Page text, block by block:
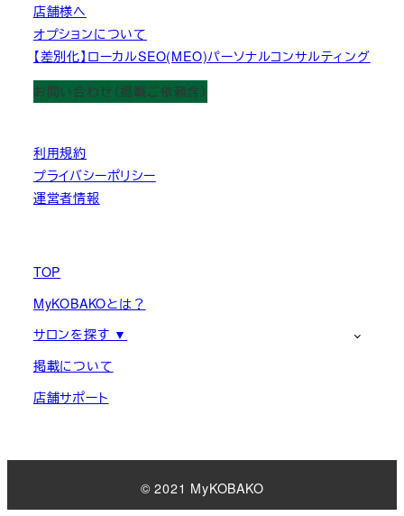
店舗様へ
オプションについて
【差別化】ローカルSEO(MEO)パーソナルコンサルティング
お問い合わせ（掲載ご依頼含）
利用規約
プライバシーポリシー
運営者情報
TOP
MyKOBAKOとは？
サロンを探す ▼
掲載について
店舗サポート
© 2021 MyKOBAKO